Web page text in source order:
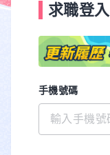
求職登入
手機號碼